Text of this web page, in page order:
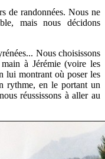
de randonnées. Nous ne
mais nous décidons
Nous choisissons
à Jérémie (voire les
lui montrant où poser les
rythme, en le portant un
réussissons à aller au